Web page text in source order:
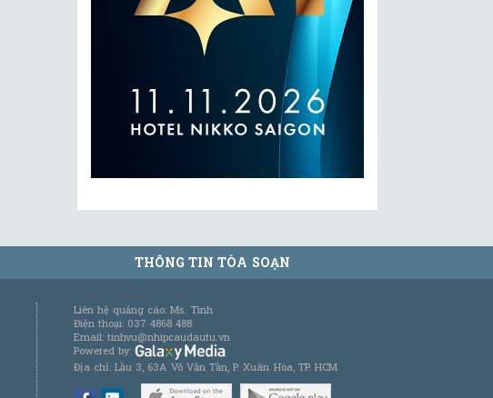
THÔNG TIN TÒA SOẠN
Liên hệ quảng cáo: Ms. Tình
Điện thoại: 037 4868 488
Email: tinhvu@nhipcaudautu.vn
Powered by:
Địa chỉ: Lầu 3, 63A Võ Văn Tần, P. Xuân Hòa, TP. HCM